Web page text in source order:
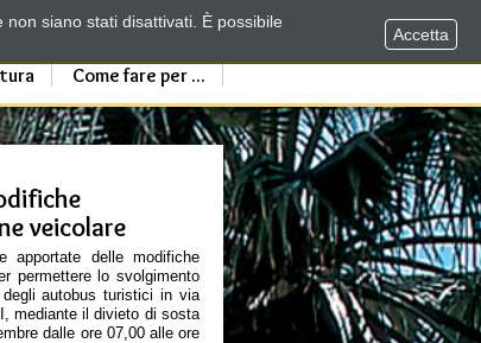
Come fare per ...
veicolare
apportate delle modifiche
permettere lo svolgimento
autobus turistici in via
mediante il divieto di sosta
dalle ore 07,00 alle ore
non siano stati disattivati. È possibile
Accetta